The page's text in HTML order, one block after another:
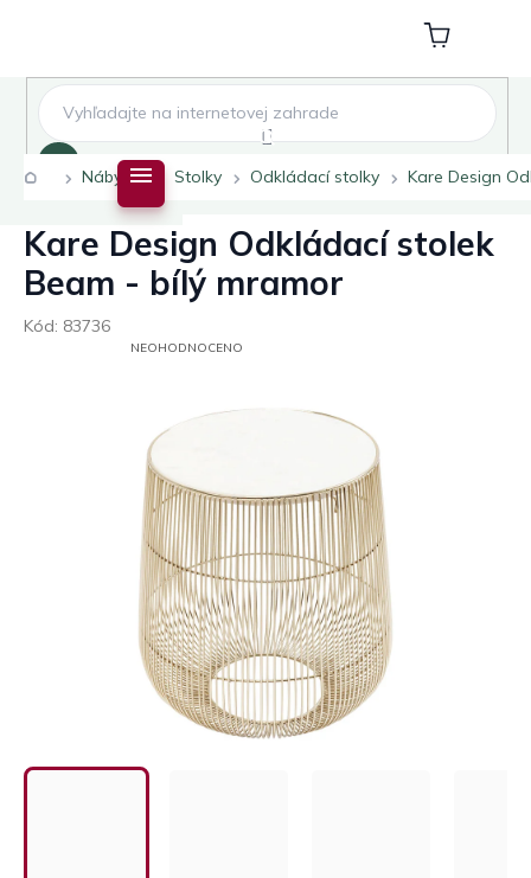
Nákupní
košík
DomůNábytek Stolky Odkládací stolky Kare Design
Kare Design Odkládací stolek
Beam - bílý mramor
Kód: 83736
PRŮMĚRNÉNEOHODNOCENO